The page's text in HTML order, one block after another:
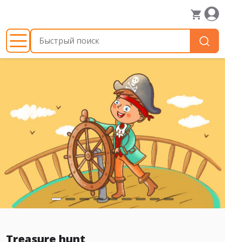
Treasure hunt